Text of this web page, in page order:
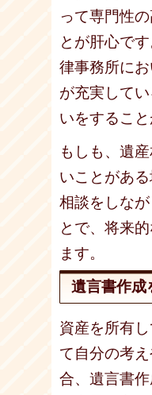
って専門性
とが肝心で
律事務所に
が充実して
いをすること
もしも、遺
いことがあ
相談をしな
とで、将来
ます。
遺言書作成
資産を所有
て自分の考
合、遺言書